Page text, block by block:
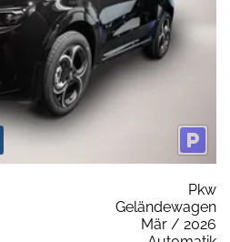
Pkw
Geländewagen
Mär / 2026